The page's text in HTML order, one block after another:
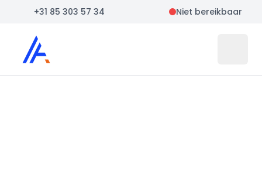
+31 85 303 57 34 Niet bereikbaar
Auto Atlas